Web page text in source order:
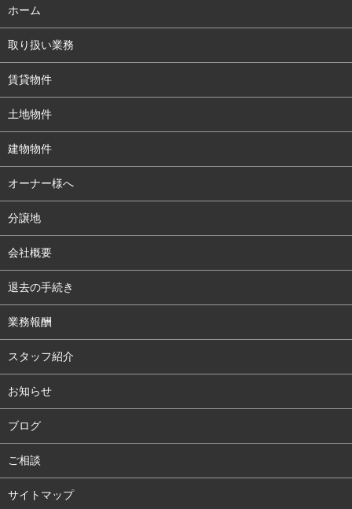
ホーム
取り扱い業務
賃貸物件
土地物件
建物物件
オーナー様へ
分譲地
会社概要
退去の手続き
業務報酬
スタッフ紹介
お知らせ
ブログ
ご相談
サイトマップ